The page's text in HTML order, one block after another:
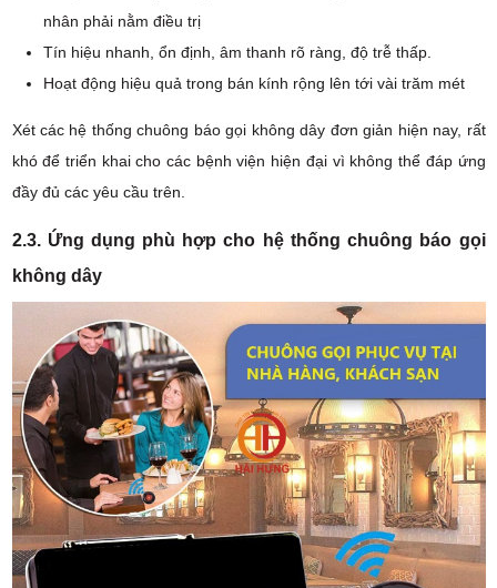
nhân phải nằm điều trị
Tín hiệu nhanh, ổn định, âm thanh rõ ràng, độ trễ thấp.
Hoạt động hiệu quả trong bán kính rộng lên tới vài trăm mét
Xét các hệ thống chuông báo gọi không dây đơn giản hiện nay, rất
khó để triển khai cho các bệnh viện hiện đại vì không thể đáp ứng
đầy đủ các yêu cầu trên.
2.3. Ứng dụng phù hợp cho hệ thống chuông báo gọi
không dây